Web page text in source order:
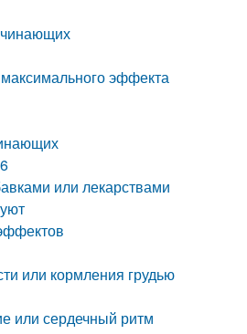
эффекта
или лекарствами
или кормления грудью
или сердечный ритм